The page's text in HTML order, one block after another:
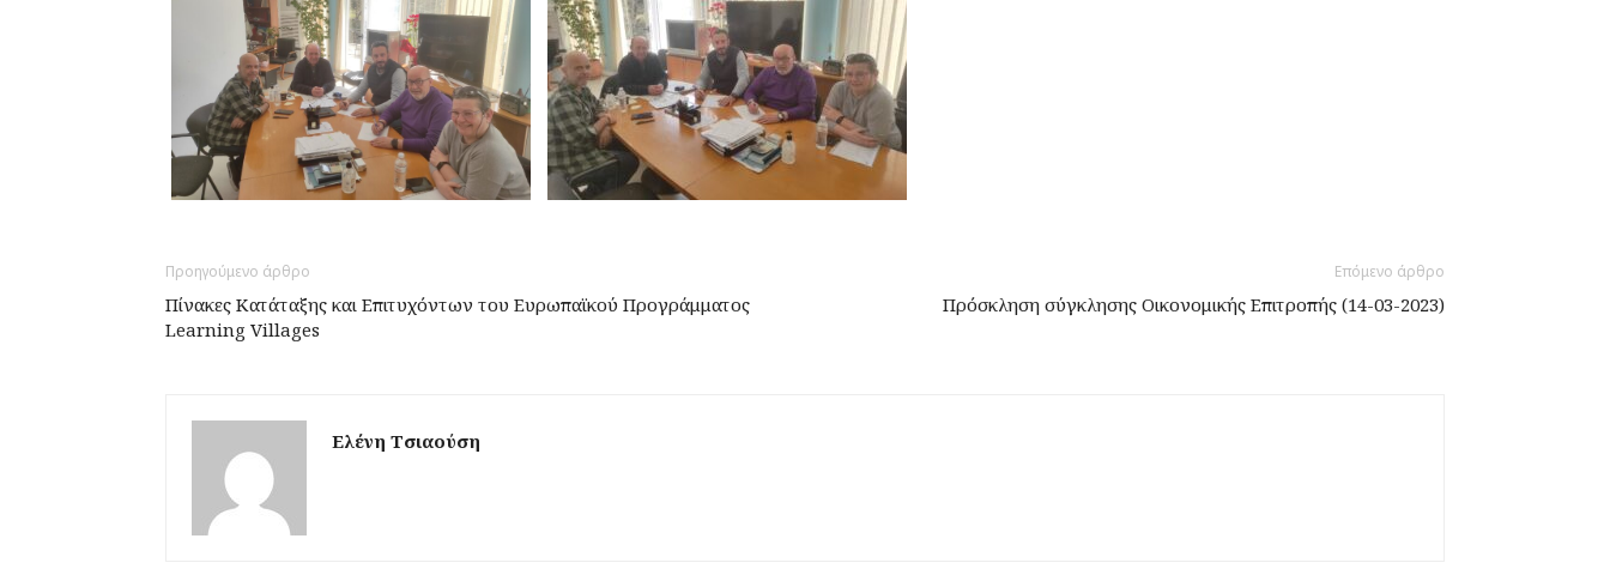
Προηγούμενο άρθρο
Πίνακες Κατάταξης και Επιτυχόντων του Ευρωπαϊκού Προγράμματος
Learning Villages
Επόμενο άρθρο
Πρόσκληση σύγκλησης Οικονομικής Επιτροπής (14-03-2023)
Ελένη Τσιαούση